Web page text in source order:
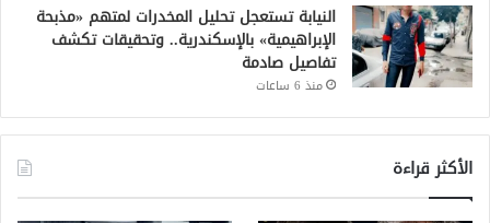
النيابة تستعجل تحليل المخدرات لمتهم «مذبحة
الإبراهيمية» بالإسكندرية.. وتحقيقات تكشف
تفاصيل صادمة
منذ 6 ساعات
الأكثر قراءة